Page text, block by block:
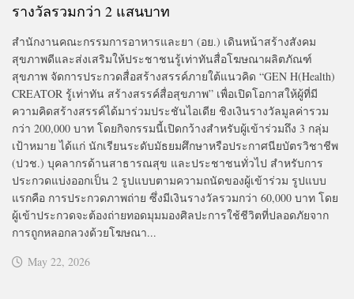
รางวัลรวมกว่า 2 แสนบาท
สำนักงานคณะกรรมการอาหารและยา (อย.) เดินหน้าสร้างสังคม
สุขภาพดีและส่งเสริมให้ประชาชนรู้เท่าทันสื่อโฆษณาผลิตภัณฑ์
สุขภาพ จัดการประกวดสื่อสร้างสรรค์ภายใต้แนวคิด “GEN H(Health)
CREATOR รู้เท่าทัน สร้างสรรค์สื่อสุขภาพ” เพื่อเปิดโอกาสให้ผู้ที่มี
ความคิดสร้างสรรค์ได้มาร่วมประชันไอเดีย ชิงเงินรางวัลมูลค่ารวม
กว่า 200,000 บาท โดยกิจกรรมนี้เปิดกว้างสำหรับผู้เข้าร่วมถึง 3 กลุ่ม
เป้าหมาย ได้แก่ นักเรียนระดับมัธยมศึกษาหรือประกาศนียบัตรวิชาชีพ
(ปวช.) บุคลากรด้านสาธารณสุข และประชาชนทั่วไป สำหรับการ
ประกวดแบ่งออกเป็น 2 รูปแบบตามความถนัดของผู้เข้าร่วม รูปแบบ
แรกคือ การประกวดภาพถ่าย ซึ่งมีเงินรางวัลรวมกว่า 60,000 บาท โดย
ผู้เข้าประกวดจะต้องถ่ายทอดมุมมองศิลปะการใช้ชีวิตที่ปลอดภัยจาก
การถูกหลอกลวงด้วยโฆษณา...
May 22, 2026